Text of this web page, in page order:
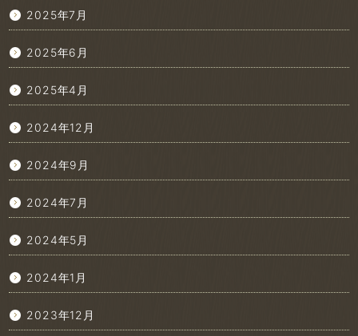
2025年7月
2025年6月
2025年4月
2024年12月
2024年9月
2024年7月
2024年5月
2024年1月
2023年12月